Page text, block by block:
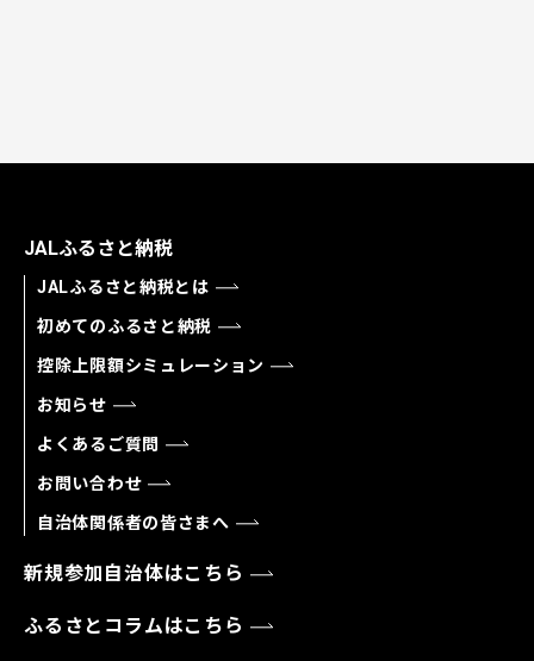
JALふるさと納税
JALふるさと納税とは
初めてのふるさと納税
控除上限額シミュレーション
お知らせ
よくあるご質問
お問い合わせ
自治体関係者の皆さまへ
新規参加自治体はこちら
ふるさとコラムはこちら